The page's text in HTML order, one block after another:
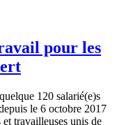
pour les
120 salarié(e)s
le 6 octobre 2017
travailleuses unis de